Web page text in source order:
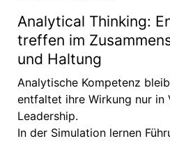
Analytical Thinking:
treffen im
und Haltung
Analytische Kompetenz
entfaltet ihre Wirkung nur in
Leadership.
In der Simulation lernen